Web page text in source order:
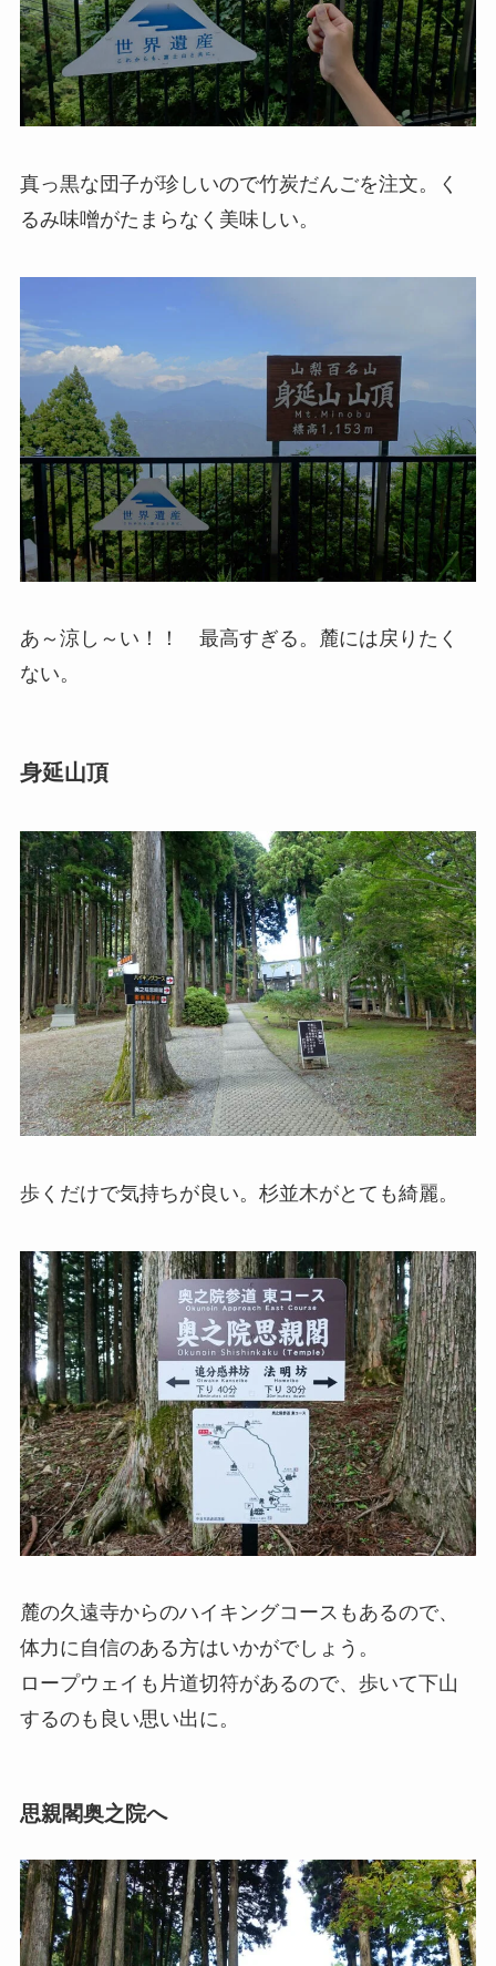
真っ黒な団子が珍しいので竹炭だんごを注文。く
るみ味噌がたまらなく美味しい。
あ～涼し～い！！ 最高すぎる。麓には戻りたく
ない。
身延山頂
歩くだけで気持ちが良い。杉並木がとても綺麗。
麓の久遠寺からのハイキングコースもあるので、
体力に自信のある方はいかがでしょう。
ロープウェイも片道切符があるので、歩いて下山
するのも良い思い出に。
思親閣奥之院へ